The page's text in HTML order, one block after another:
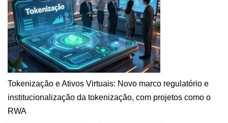
Tokenização e Ativos Virtuais: Novo marco regulatório e
institucionalização da tokenização, com projetos como o
RWA